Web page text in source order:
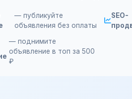
— публикуйте
объявления без оплаты
SEO-
— поднимите
объявление в топ за 500
₽